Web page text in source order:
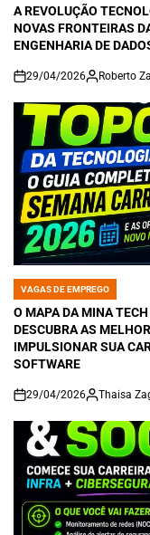
IN
A REVOLUÇÃO
NOVAS FRONTEIRAS
ENGENHARIA DE
on
29/04/2026 Roberto
POSTED
IN
VAGAS DE EMPREGO
O MAPA DA MINA
DESCUBRA AS
IMPULSIONAR SUA
SOFTWARE
on
29/04/2026 Thaisa